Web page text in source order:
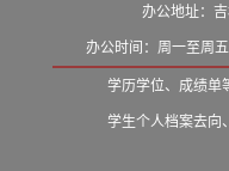
办公地址：
办公时间：周一至周
学历学位、成绩单
学生个人档案去向